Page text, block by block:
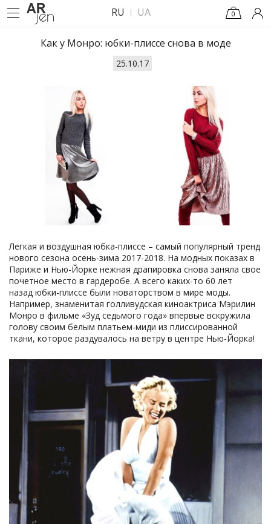
RU UA 0
Как у Монро: юбки-плиссе снова в моде
25.10.17
Легкая и воздушная юбка-плиссе – самый популярный тренд
нового сезона осень-зима 2017-2018. На модных показах в
Париже и Нью-Йорке нежная драпировка снова заняла свое
почетное место в гардеробе. А всего каких-то 60 лет
назад юбки-плиссе были новаторством в мире моды.
Например, знаменитая голливудская киноактриса Мэрилин
Монро в фильме «Зуд седьмого года» впервые вскружила
голову своим белым платьем-миди из плиссированной
ткани, которое раздувалось на ветру в центре Нью-Йорка!